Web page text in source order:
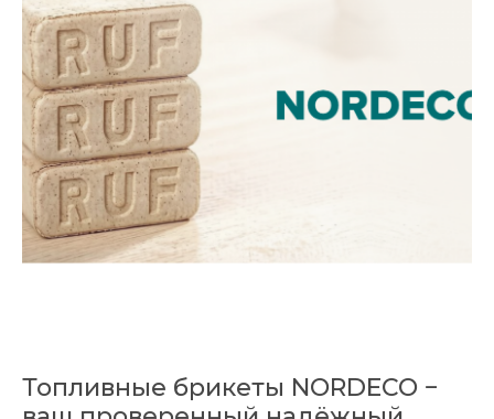
Топливные брикеты NORDECO −